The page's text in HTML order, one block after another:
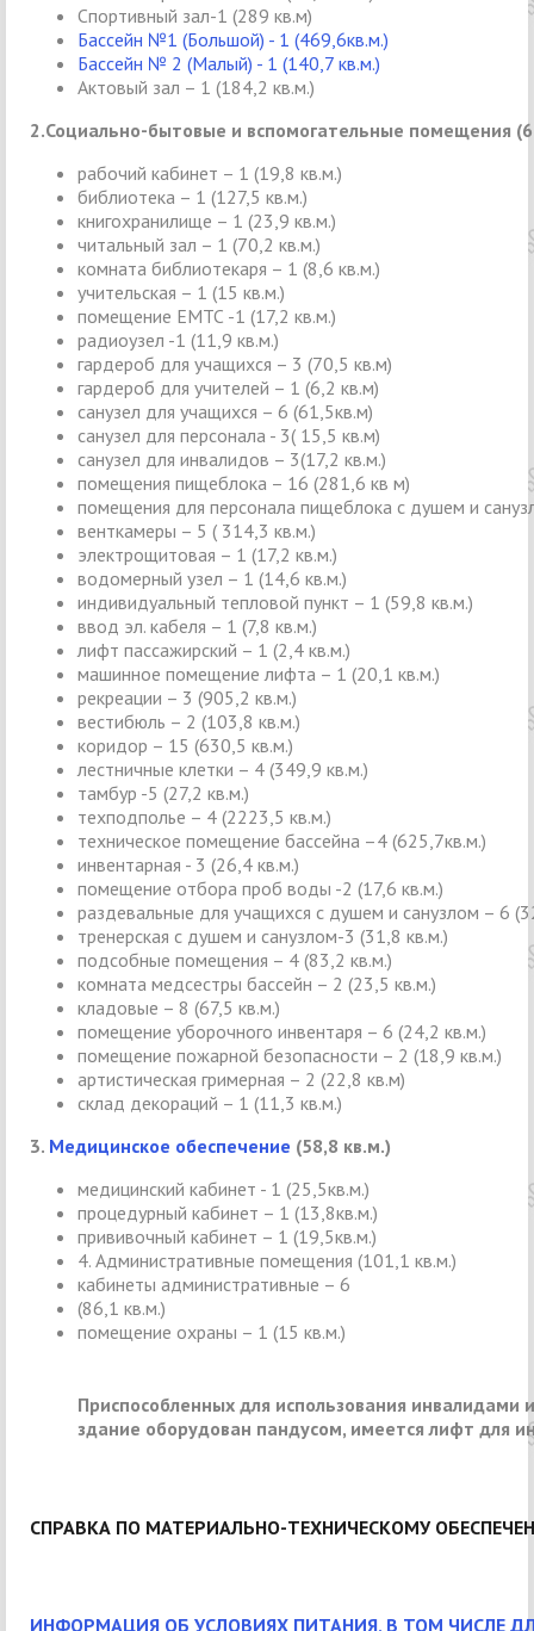
Спортивный зал-1 (289 кв.м)
Бассейн №1 (Большой) - 1 (469,6кв.м.)
Бассейн № 2 (Малый) - 1 (140,7 кв.м.)
Актовый зал – 1 (184,2 кв.м.)
2.Социально-бытовые и вспомогательные помещения
рабочий кабинет – 1 (19,8 кв.м.)
библиотека – 1 (127,5 кв.м.)
книгохранилище – 1 (23,9 кв.м.)
читальный зал – 1 (70,2 кв.м.)
комната библиотекаря – 1 (8,6 кв.м.)
учительская – 1 (15 кв.м.)
помещение ЕМТС -1 (17,2 кв.м.)
радиоузел -1 (11,9 кв.м.)
гардероб для учащихся – 3 (70,5 кв.м)
гардероб для учителей – 1 (6,2 кв.м)
санузел для учащихся – 6 (61,5кв.м)
санузел для персонала - 3( 15,5 кв.м)
санузел для инвалидов – 3(17,2 кв.м.)
помещения пищеблока – 16 (281,6 кв м)
помещения для персонала пищеблока с душем и
венткамеры – 5 ( 314,3 кв.м.)
электрощитовая – 1 (17,2 кв.м.)
водомерный узел – 1 (14,6 кв.м.)
индивидуальный тепловой пункт – 1 (59,8 кв.м.)
ввод эл. кабеля – 1 (7,8 кв.м.)
лифт пассажирский – 1 (2,4 кв.м.)
машинное помещение лифта – 1 (20,1 кв.м.)
рекреации – 3 (905,2 кв.м.)
вестибюль – 2 (103,8 кв.м.)
коридор – 15 (630,5 кв.м.)
лестничные клетки – 4 (349,9 кв.м.)
тамбур -5 (27,2 кв.м.)
техподполье – 4 (2223,5 кв.м.)
техническое помещение бассейна –4 (625,7кв.м.)
инвентарная - 3 (26,4 кв.м.)
помещение отбора проб воды -2 (17,6 кв.м.)
раздевальные для учащихся с душем и санузлом – 6
тренерская с душем и санузлом-3 (31,8 кв.м.)
подсобные помещения – 4 (83,2 кв.м.)
комната медсестры бассейн – 2 (23,5 кв.м.)
кладовые – 8 (67,5 кв.м.)
помещение уборочного инвентаря – 6 (24,2 кв.м.)
помещение пожарной безопасности – 2 (18,9 кв.м.)
артистическая гримерная – 2 (22,8 кв.м)
склад декораций – 1 (11,3 кв.м.)
3. Медицинское обеспечение (58,8 кв.м.)
медицинский кабинет - 1 (25,5кв.м.)
процедурный кабинет – 1 (13,8кв.м.)
прививочный кабинет – 1 (19,5кв.м.)
4. Административные помещения (101,1 кв.м.)
кабинеты административные – 6
(86,1 кв.м.)
помещение охраны – 1 (15 кв.м.)
Приспособленных для использования
здание оборудован пандусом, имеется лифт для
СПРАВКА ПО МАТЕРИАЛЬНО-ТЕХНИЧЕСКОМУ
ИНФОРМАЦИЯ ОБ УСЛОВИЯХ ПИТАНИЯ, В ТОМ ЧИСЛЕ